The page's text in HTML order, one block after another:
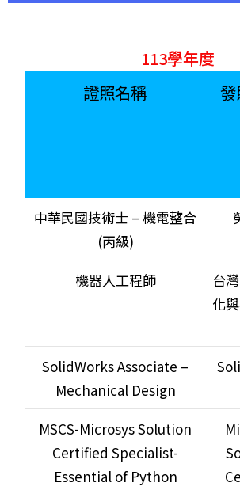
113學年度
證照名稱
中華民國技術士 – 機電整合
(丙級)
機器人工程師
台
化
SolidWorks Associate –
Mechanical Design
MSCS-Microsys Solution
Certified Specialist-
Essential of Python